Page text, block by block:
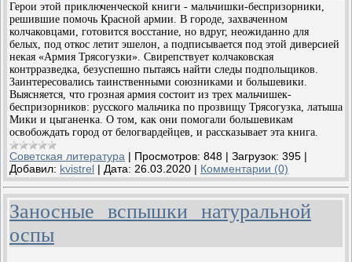
Герои этой приключенческой книги - мальчишки-беспризорники,
решившие помочь Красной армии. В городе, захваченном
колчаковцами, готовится восстание, но вдруг, неожиданно для
белых, под откос летит эшелон, а подписывается под этой диверсией
некая «Армия Трясогузки». Свирепствует колчаковская
контрразведка, безуспешно пытаясь найти следы подпольщиков.
Заинтересовались таинственными союзниками и большевики.
Выясняется, что грозная армия состоит из трех мальчишек-
беспризорников: русского мальчика по прозвищу Трясогузка, латыша
Мики и цыганенка. О том, как они помогали большевикам
освобождать город от белогвардейцев, и рассказывает эта книга.
Советская литература | Просмотров: 848 | Загрузок: 395 |
Добавил: kvistrel | Дата: 26.03.2020 | Комментарии (0)
Заносные вспышки натуральной
оспы